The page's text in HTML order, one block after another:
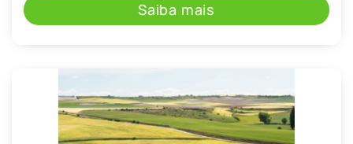
Saiba mais